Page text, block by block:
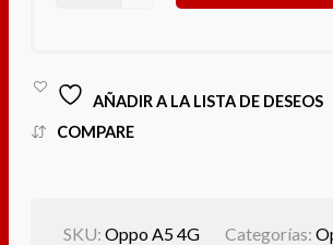
AÑADIR A LA LISTA DE DESEOS
COMPARE
SKU:Oppo A5 4G Categorías: